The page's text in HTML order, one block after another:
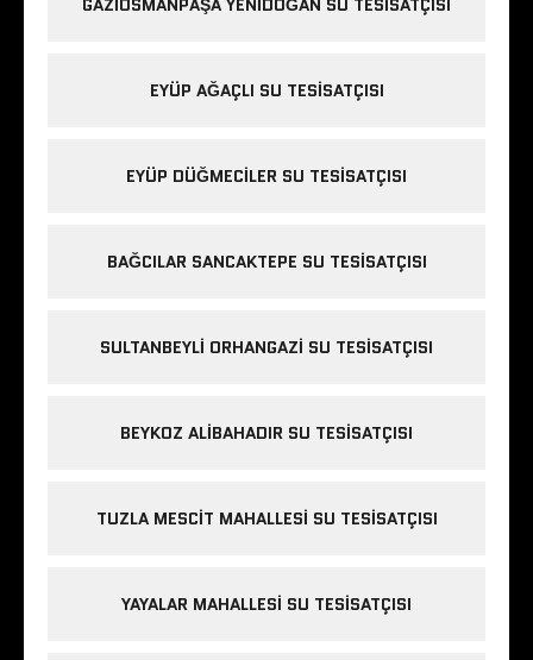
EYÜP AĞAÇLI SU TESISATÇISI
EYÜP DÜĞMECILER SU TESISATÇISI
BAĞCILAR SANCAKTEPE SU TESISATÇISI
SULTANBEYLI ORHANGAZI SU TESISATÇISI
BEYKOZ ALIBAHADIR SU TESISATÇISI
TUZLA MESCIT MAHALLESI SU TESISATÇISI
YAYALAR MAHALLESI SU TESISATÇISI